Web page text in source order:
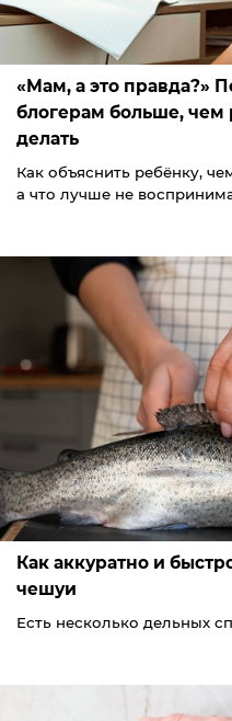
«Мам, а это правда?»
блогерам больше, чем
делать
Как объяснить ребёнку,
а что лучше не
Как аккуратно и
чешуи
Есть несколько дельных